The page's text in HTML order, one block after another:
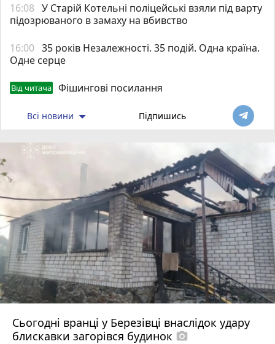
16:08 У Старій Котельні поліцейські взяли під варту
підозрюваного в замаху на вбивство
16:00 35 років Незалежності. 35 подій. Одна країна.
Одне серце
Від читача Фішингові посилання
Всі новини Підпишись
Сьогодні вранці у Березівці внаслідок удару
блискавки загорівся будинок photo_camera